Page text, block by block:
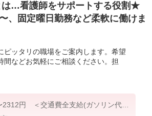
は…看護師をサポートする役割★
、固定曜日勤務など柔軟に働けま
ピッタリの職場をご案内します。希望
間などお気軽にご相談ください。担
2312円 ＜交通費全支給(ガソリン代含